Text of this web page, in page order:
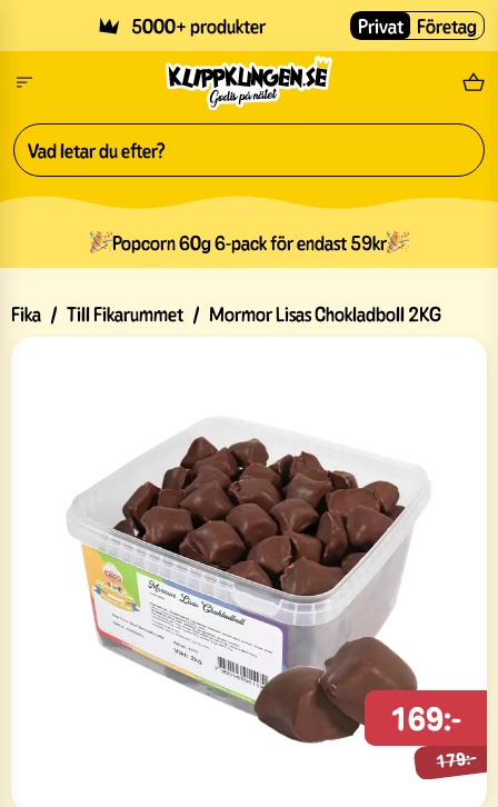
5000+ produkter Fri
Privat Företag
Popcorn 60g 6-pack för endast 59kr
Fika / Till Fikarummet / Mormor Lisas Chokladboll 2KG
169:-
179:-
179:-